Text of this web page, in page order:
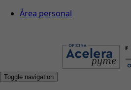
Área personal
Toggle navigation